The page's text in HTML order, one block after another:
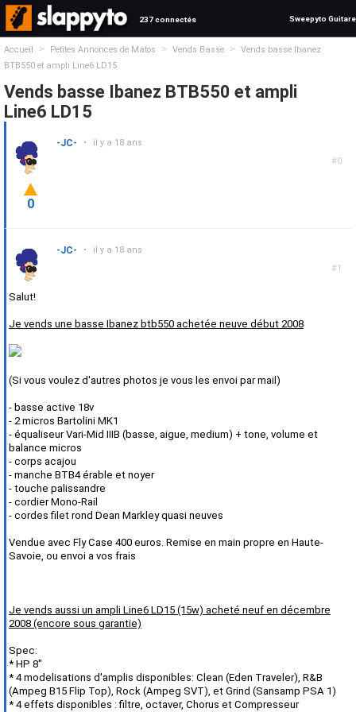
237 connectés Sweepyto Guitare
Accueil > Petites Annonces de Matos > Vends Basse >
Vends basse Ibanez
BTB550 et ampli Line6 LD15
Vends basse Ibanez BTB550 et ampli
Line6 LD15
#0
-JC- • il y a 18 ans
0
#1
-JC- • il y a 18 ans
Salut!
Je vends une basse Ibanez btb550 achetée neuve début 2008
(Si vous voulez d'autres photos je vous les envoi par mail)
- basse active 18v
- 2 micros Bartolini MK1
- équaliseur Vari-Mid IIIB (basse, aigue, medium) + tone, volume et
balance micros
- corps acajou
- manche BTB4 érable et noyer
- touche palissandre
- cordier Mono-Rail
- cordes filet rond Dean Markley quasi neuves
Vendue avec Fly Case 400 euros. Remise en main propre en Haute-
Savoie, ou envoi a vos frais
Je vends aussi un ampli Line6 LD15 (15w) acheté neuf en décembre
2008 (encore sous garantie)
Spec:
* HP 8"
* 4 modelisations d'amplis disponibles: Clean (Eden Traveler), R&B
(Ampeg B15 Flip Top), Rock (Ampeg SVT), et Grind (Sansamp PSA 1)
* 4 effets disponibles : filtre, octaver, Chorus et Compresseur